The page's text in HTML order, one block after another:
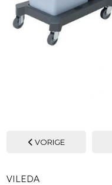
VORIGE
VILEDA